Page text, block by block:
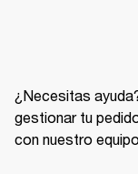
¿Necesitas
gestionar tu
con nuestro